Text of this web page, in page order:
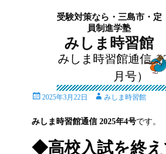
みしま時習館
受験対策なら・三島市・定
員制進学塾
みしま時習館通信（
月号）
投
日
2025年3月22日
投
者
みしま時習館
みしま時習館通信 2025年4号です。
◆高校入試を終え